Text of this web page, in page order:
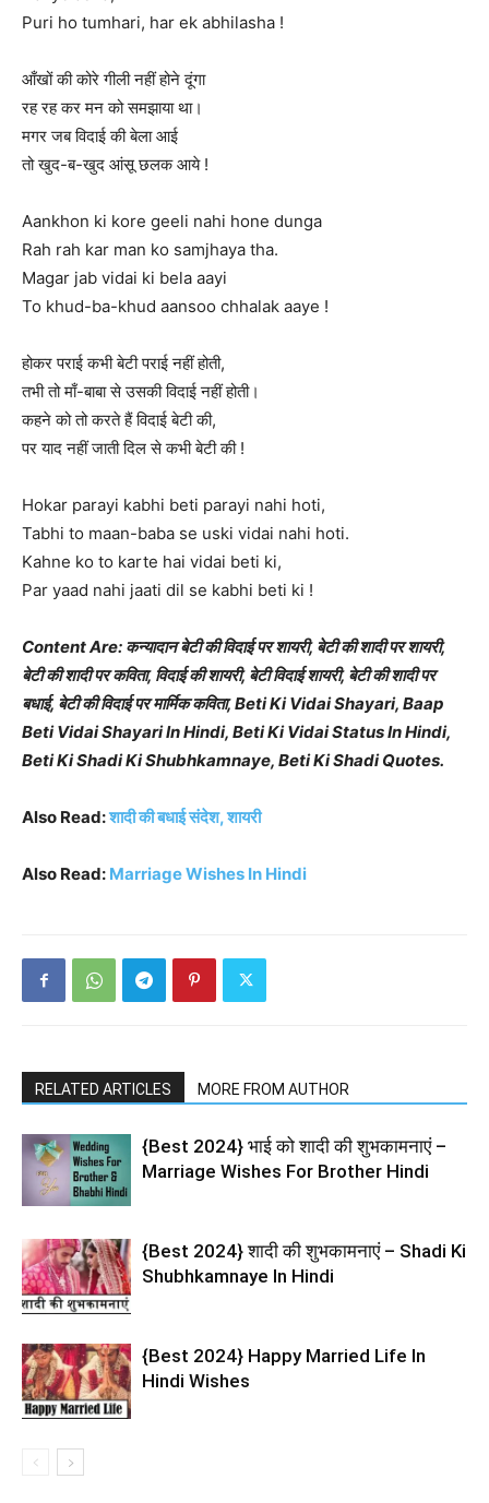
Puri ho tumhari, har ek abhilasha !
आँखों की कोरे गीली नहीं होने दूंगा
रह रह कर मन को समझाया था।
मगर जब विदाई की बेला आई
तो खुद-ब-खुद आंसू छलक आये !
Aankhon ki kore geeli nahi hone dunga
Rah rah kar man ko samjhaya tha.
Magar jab vidai ki bela aayi
To khud-ba-khud aansoo chhalak aaye !
होकर पराई कभी बेटी पराई नहीं होती,
तभी तो माँ-बाबा से उसकी विदाई नहीं होती।
कहने को तो करते हैं विदाई बेटी की,
पर याद नहीं जाती दिल से कभी बेटी की !
Hokar parayi kabhi beti parayi nahi hoti,
Tabhi to maan-baba se uski vidai nahi hoti.
Kahne ko to karte hai vidai beti ki,
Par yaad nahi jaati dil se kabhi beti ki !
Content Are: कन्यादान बेटी की विदाई पर शायरी, बेटी की शादी पर शायरी,
बेटी की शादी पर कविता, विदाई की शायरी, बेटी विदाई शायरी, बेटी की शादी पर
बधाई, बेटी की विदाई पर मार्मिक कविता, Beti Ki Vidai Shayari, Baap
Beti Vidai Shayari In Hindi, Beti Ki Vidai Status In Hindi,
Beti Ki Shadi Ki Shubhkamnaye, Beti Ki Shadi Quotes.
Also Read:शादी की बधाई संदेश, शायरी
Also Read: Marriage Wishes In Hindi
RELATED ARTICLES MORE FROM AUTHOR
{Best 2024} भाई को शादी की शुभकामनाएं –
Marriage Wishes For Brother Hindi
{Best 2024} शादी की शुभकामनाएं – Shadi Ki
Shubhkamnaye In Hindi
{Best 2024} Happy Married Life In
Hindi Wishes